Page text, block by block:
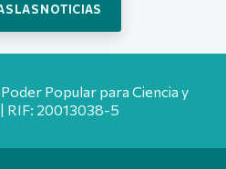
LAS NOTICIAS
Popular para Ciencia y
RIF: 20013038-5